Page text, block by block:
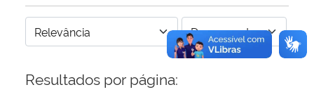
Banco Central do Brasil
Resultados por página: